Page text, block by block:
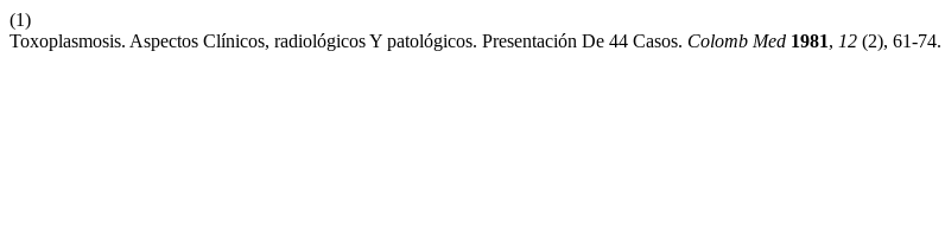
(1)
Toxoplasmosis. Aspectos Clínicos, radiológicos Y patológicos. Presentación De 44 Casos. Colomb Med 1981, 12 (2), 61-74.